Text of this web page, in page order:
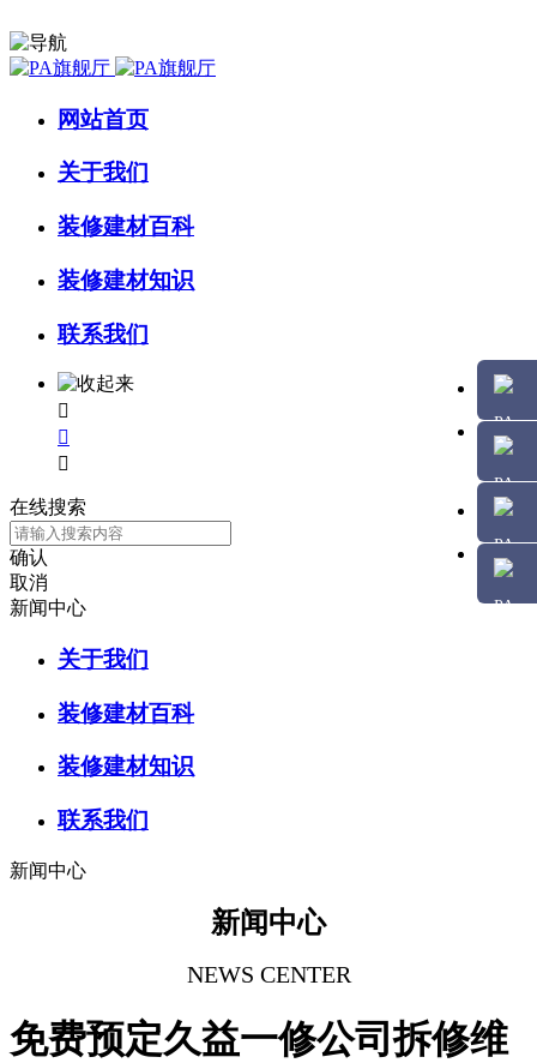
网站首页
关于我们
装修建材百科
装修建材知识
联系我们



在线搜索
确认
取消
新闻中心
关于我们
装修建材百科
装修建材知识
联系我们
新闻中心
新闻中心
NEWS CENTER
免费预定久益一修公司拆修维